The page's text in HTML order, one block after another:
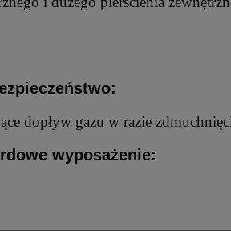
dopływ gazu w razie
wyposażenie: